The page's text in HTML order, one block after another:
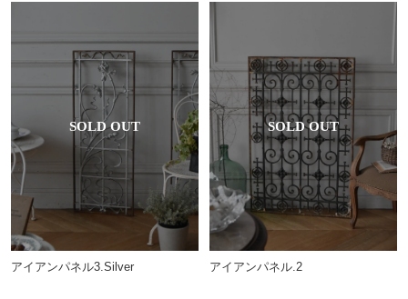
アイアンパネル3.Silver アイアンパネル.2